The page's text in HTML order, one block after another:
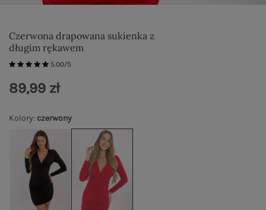
Czerwona drapowana sukienka z
długim rękawem
5.00/5
Kolory: czerwony
89,99 zł